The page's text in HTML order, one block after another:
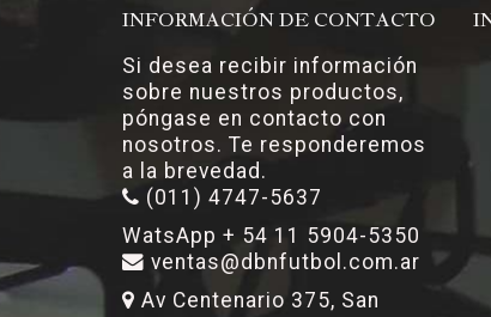
INFORMACIÓN DE CONTACTO
Si desea recibir información
sobre nuestros productos,
póngase en contacto con
nosotros. Te responderemos
a la brevedad.
(011) 4747-5637
WatsApp + 54 11 5904-5350
ventas@dbnfutbol.com.ar
Av Centenario 375, San